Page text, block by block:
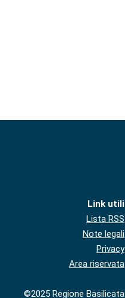
Link utili
Lista RSS
Note legali
Privacy
Area riservata
©2025 Regione Basilicata